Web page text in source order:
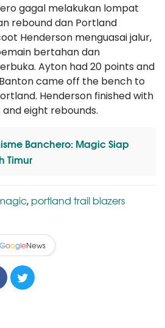
gagal melakukan lompat
rebound dan Portland
Henderson menguasai jalur,
bertahan dan
Ayton had 20 points and
came off the bench to
Henderson finished with
and eight rebounds.
Banchero: Magic Siap
Timur
, portland trail blazers
GoogleNews